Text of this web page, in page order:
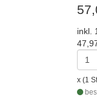
inkl.
x (1